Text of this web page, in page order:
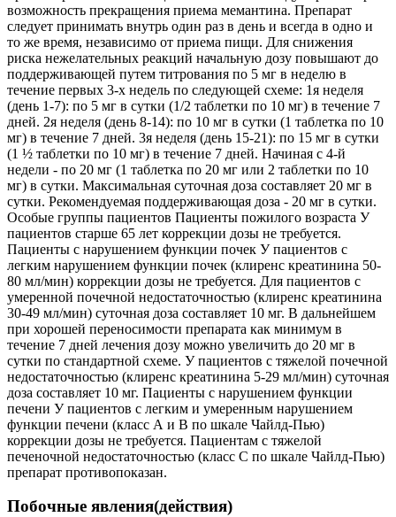
возможность прекращения приема мемантина. Препарат
следует принимать внутрь один раз в день и всегда в одно и
то же время, независимо от приема пищи. Для снижения
риска нежелательных реакций начальную дозу повышают до
поддерживающей путем титрования по 5 мг в неделю в
течение первых 3-х недель по следующей схеме: 1я неделя
(день 1-7): по 5 мг в сутки (1/2 таблетки по 10 мг) в течение 7
дней. 2я неделя (день 8-14): по 10 мг в сутки (1 таблетка по 10
мг) в течение 7 дней. 3я неделя (день 15-21): по 15 мг в сутки
(1 ½ таблетки по 10 мг) в течение 7 дней. Начиная с 4-й
недели - по 20 мг (1 таблетка по 20 мг или 2 таблетки по 10
мг) в сутки. Максимальная суточная доза составляет 20 мг в
сутки. Рекомендуемая поддерживающая доза - 20 мг в сутки.
Особые группы пациентов Пациенты пожилого возраста У
пациентов старше 65 лет коррекции дозы не требуется.
Пациенты с нарушением функции почек У пациентов с
легким нарушением функции почек (клиренс креатинина 50-
80 мл/мин) коррекции дозы не требуется. Для пациентов с
умеренной почечной недостаточностью (клиренс креатинина
30-49 мл/мин) суточная доза составляет 10 мг. В дальнейшем
при хорошей переносимости препарата как минимум в
течение 7 дней лечения дозу можно увеличить до 20 мг в
сутки по стандартной схеме. У пациентов с тяжелой почечной
недостаточностью (клиренс креатинина 5-29 мл/мин) суточная
доза составляет 10 мг. Пациенты с нарушением функции
печени У пациентов с легким и умеренным нарушением
функции печени (класс А и В по шкале Чайлд-Пью)
коррекции дозы не требуется. Пациентам с тяжелой
печеночной недостаточностью (класс С по шкале Чайлд-Пью)
препарат противопоказан.
Побочные явления(действия)